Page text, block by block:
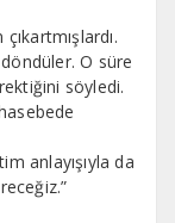
O süre
söyledi.
anlayışıyla da